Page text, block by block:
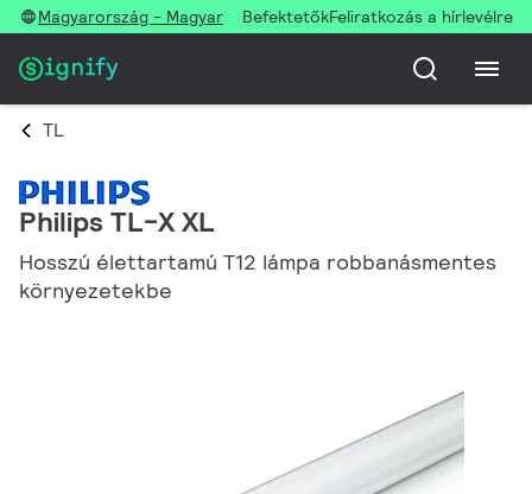
Magyarország - Magyar BefektetőkFeliratkozás a hírlevélre
TL
Philips TL-X XL
Hosszú élettartamú T12 lámpa robbanásmentes
környezetekbe